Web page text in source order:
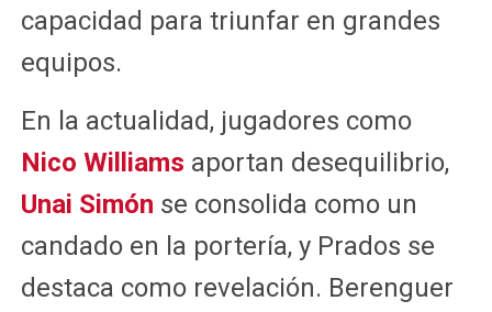
capacidad para triunfar en grandes
equipos.
En la actualidad, jugadores como
Nico Williams aportan desequilibrio,
Unai Simón se consolida como un
candado en la portería, y Prados se
destaca como revelación. Berenguer